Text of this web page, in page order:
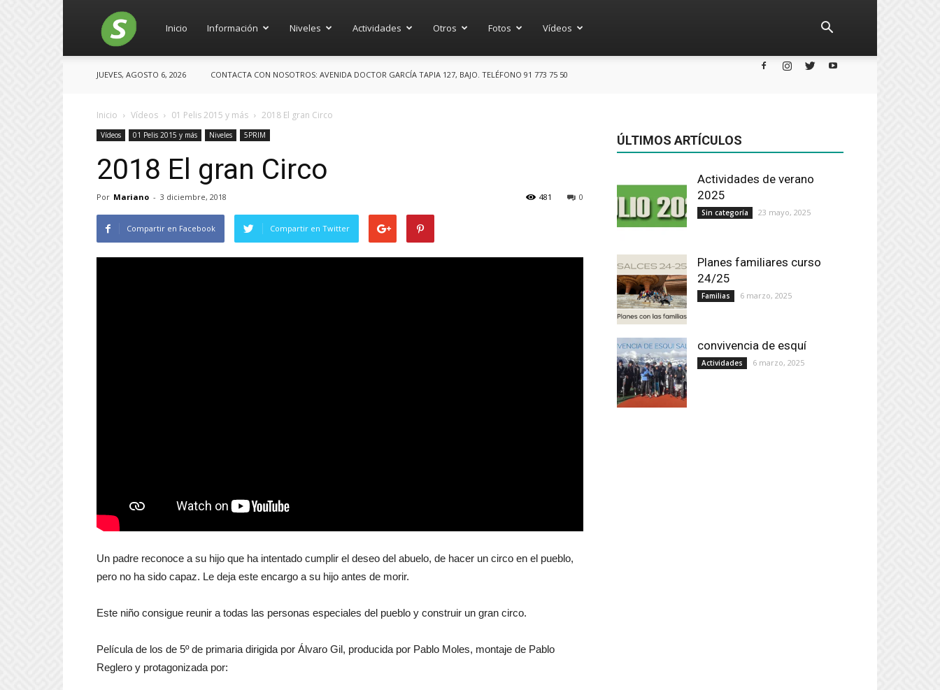
Salces
Inicio Información Niveles Actividades Otros Fotos Vídeos
JUEVES, AGOSTO 6, 2026 CONTACTA CON NOSOTROS: AVENIDA DOCTOR GARCÍA TAPIA 127, BAJO. TELÉFONO 91 773 75 50
Inicio Vídeos 01 Pelis 2015 y más 2018 El gran Circo
Vídeos 01 Pelis 2015 y más Niveles 5PRIM
2018 El gran Circo
Por Mariano - 3 diciembre, 2018 0
481
Compartir en Facebook Compartir en Twitter
Un padre reconoce a su hijo que ha intentado cumplir el deseo del abuelo, de hacer un circo en el pueblo,
pero no ha sido capaz. Le deja este encargo a su hijo antes de morir.
Este niño consigue reunir a todas las personas especiales del pueblo y construir un gran circo.
Película de los de 5º de primaria dirigida por Álvaro Gil, producida por Pablo Moles, montaje de Pablo
Reglero y protagonizada por:
ÚLTIMOS ARTÍCULOS
Actividades de verano
2025
Sin categoría 23 mayo, 2025
Planes familiares curso
24/25
Familias 6 marzo, 2025
convivencia de esquí
Actividades 6 marzo, 2025